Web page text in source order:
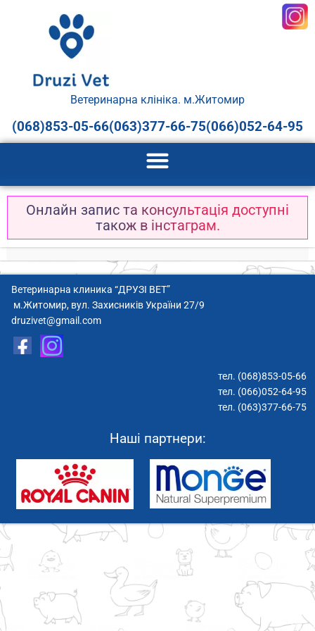
Ветеринарна клініка. м.Житомир
(068)853-05-66(063)377-66-75(066)052-64-95
Онлайн запис та консультація доступні
також в інстаграм.
Ветеринарна клиника “ДРУЗІ ВЕТ”
м.Житомир, вул. Захисників України 27/9
druzivet@gmail.com
тел. (068)853-05-66
тел. (066)052-64-95
тел. (063)377-66-75
Наші партнери: